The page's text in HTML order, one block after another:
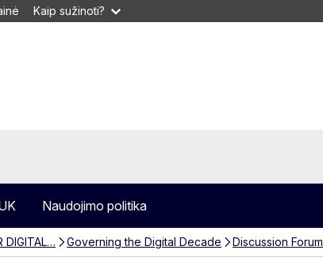
Kaip sužinoti?
Naudojimo politika
DIGITAL… Governing the Digital Decade Discussion Forum